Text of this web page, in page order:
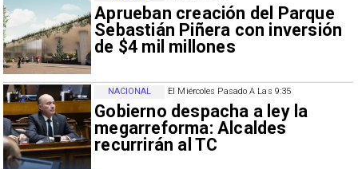
Aprueban creación del Parque
Sebastián Piñera con inversión
de $4 mil millones
El Miércoles Pasado A Las 9:35
Gobierno despacha a ley la
megarreforma: Alcaldes
recurrirán al TC
NACIONAL